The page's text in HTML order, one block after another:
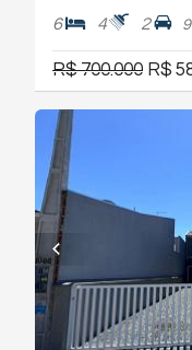
6 4 2
R$ 700.000 R$